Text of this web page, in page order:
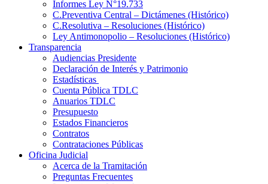
Informes Ley N°19.733
C.Preventiva Central – Dictámenes (Histórico)
C.Resolutiva – Resoluciones (Histórico)
Ley Antimonopolio – Resoluciones (Histórico)
Transparencia
Audiencias Presidente
Declaración de Interés y Patrimonio
Estadísticas
Cuenta Pública TDLC
Anuarios TDLC
Presupuesto
Estados Financieros
Contratos
Contrataciones Públicas
Oficina Judicial
Acerca de la Tramitación
Preguntas Frecuentes